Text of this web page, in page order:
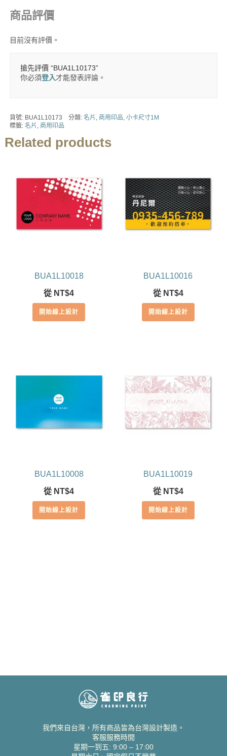
商品評價
目前沒有評價。
搶先評價 “BUA1L10173”
你必須登入才能發表評論。
貨號: BUA1L10173 分類: 名片 商用印品 小卡尺寸1M
標籤: 名片 商用印品
Related products
BUA1L10018
從 NT$4
開始線上設計
BUA1L10016
從 NT$4
開始線上設計
BUA1L10008
從 NT$4
開始線上設計
BUA1L10019
從 NT$4
開始線上設計
我們來自台灣，所有商品皆為台灣設計製造。
客服服務時間
星期一到五: 9:00 – 17:00